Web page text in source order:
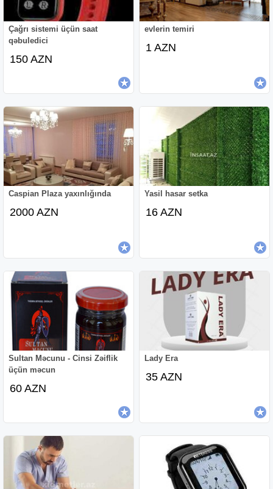
Çağrı sistemi üçün saat
qəbuledici
150 AZN
evlerin temiri
1 AZN
Caspian Plaza yaxınlığında
2000 AZN
Yasil hasar setka
16 AZN
Sultan Məcunu - Cinsi Zəiflik
üçün məcun
60 AZN
Lady Era
35 AZN